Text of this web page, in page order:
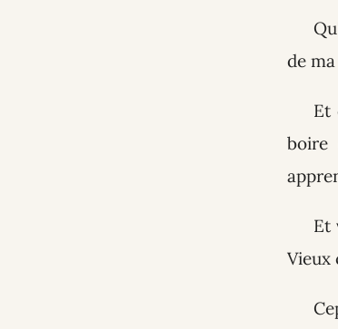
de
Et
boire
Et
Vieux